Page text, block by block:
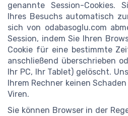
genannte Session-Cookies.
Ihres Besuchs automatisch
sich von odabasoglu.com
Session, indem Sie Ihren
Cookie für eine bestimmte
anschließend überschrieben
Ihr PC, Ihr Tablet) gelöscht.
Ihrem Rechner keinen
Viren.
Sie können Browser in der